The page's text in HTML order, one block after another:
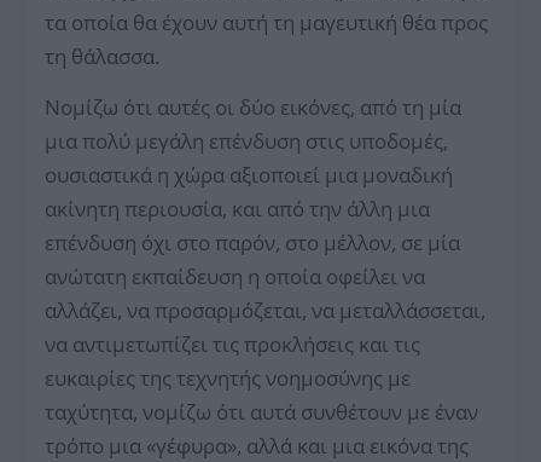
τα οποία θα έχουν αυτή τη μαγευτική θέα προς
τη θάλασσα.
Νομίζω ότι αυτές οι δύο εικόνες, από τη μία
μια πολύ μεγάλη επένδυση στις υποδομές,
ουσιαστικά η χώρα αξιοποιεί μια μοναδική
ακίνητη περιουσία, και από την άλλη μια
επένδυση όχι στο παρόν, στο μέλλον, σε μία
ανώτατη εκπαίδευση η οποία οφείλει να
αλλάζει, να προσαρμόζεται, να μεταλλάσσεται,
να αντιμετωπίζει τις προκλήσεις και τις
ευκαιρίες της τεχνητής νοημοσύνης με
ταχύτητα, νομίζω ότι αυτά συνθέτουν με έναν
τρόπο μια «γέφυρα», αλλά και μια εικόνα της